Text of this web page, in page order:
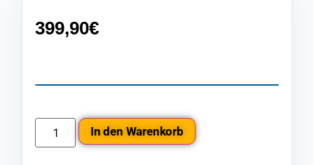
399,90€
In den Warenkorb